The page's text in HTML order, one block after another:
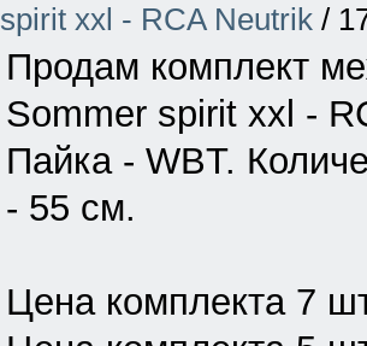
spirit xxl - RCA Neutrik /
Продам комплект
Sommer spirit xxl -
Пайка - WBT.
- 55 см.
Цена комплекта 7